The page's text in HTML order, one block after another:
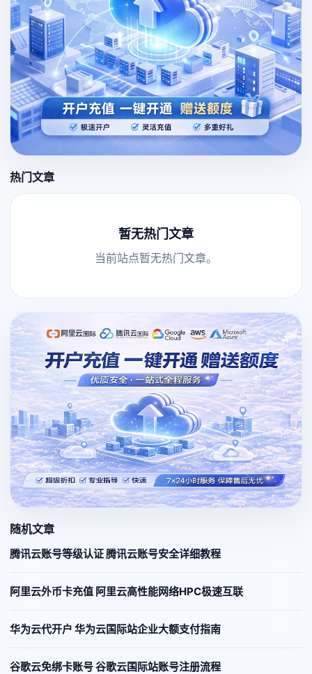
热门文章
暂无热门文章
当前站点暂无热门文章。
随机文章
腾讯云账号等级认证 腾讯云账号安全详细教程
阿里云外币卡充值 阿里云高性能网络HPC极速互联
华为云代开户 华为云国际站企业大额支付指南
谷歌云免绑卡账号 谷歌云国际站账号注册流程